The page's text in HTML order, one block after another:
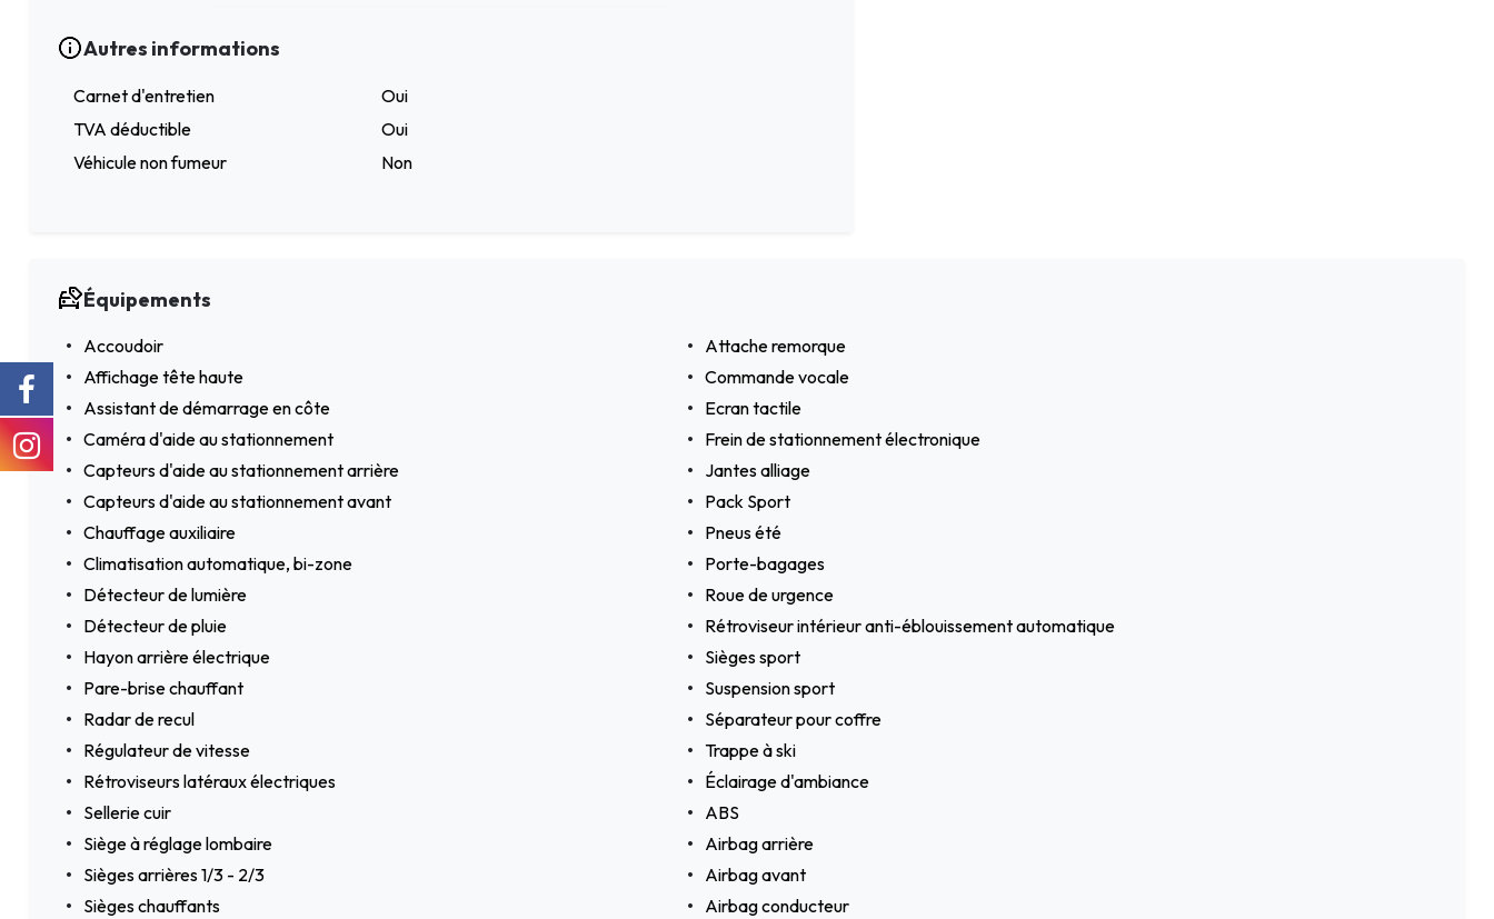
Autres informations
Carnet d'entretien
Oui
TVA déductible
Oui
Véhicule non fumeur
Non
Équipements
Accoudoir
Attache remorque
Affichage tête haute
Commande vocale
Assistant de démarrage en côte
Ecran tactile
Caméra d'aide au stationnement
Frein de stationnement électronique
Capteurs d'aide au stationnement arrière
Jantes alliage
Capteurs d'aide au stationnement avant
Pack Sport
Chauffage auxiliaire
Pneus été
Climatisation automatique, bi-zone
Porte-bagages
Détecteur de lumière
Roue de urgence
Détecteur de pluie
Rétroviseur intérieur anti-éblouissement automatique
Hayon arrière électrique
Sièges sport
Pare-brise chauffant
Suspension sport
Radar de recul
Séparateur pour coffre
Régulateur de vitesse
Trappe à ski
Rétroviseurs latéraux électriques
Éclairage d'ambiance
Sellerie cuir
ABS
Siège à réglage lombaire
Airbag arrière
Sièges arrières 1/3 - 2/3
Airbag avant
Sièges chauffants
Airbag conducteur